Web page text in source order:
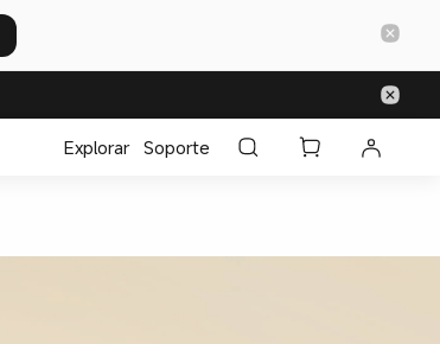
Explorar Soporte